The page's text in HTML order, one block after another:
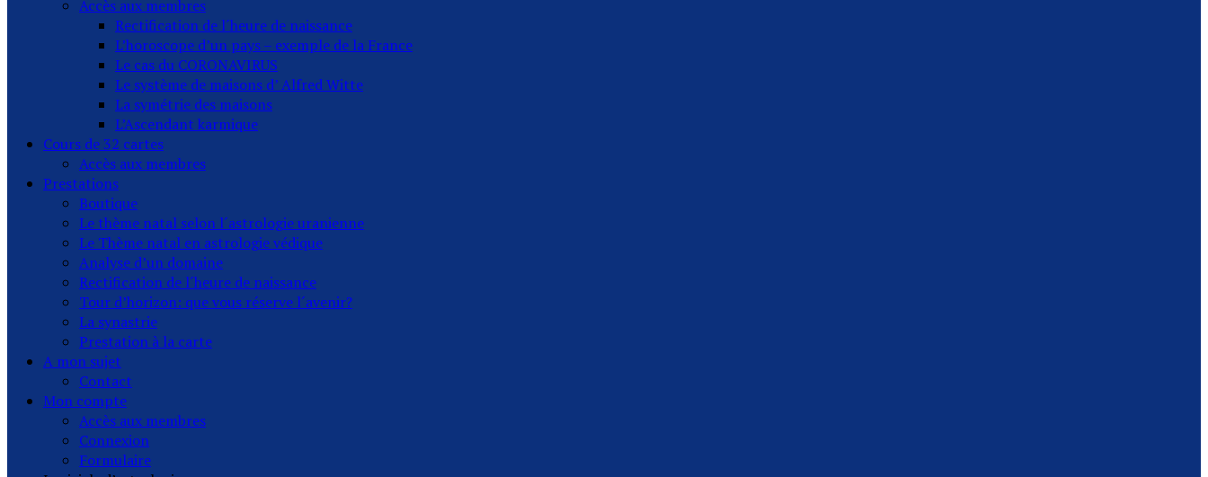
Accès aux membres
Rectification de l´heure de naissance
L’horoscope d’un pays – exemple de la France
Le cas du CORONAVIRUS
Le système de maisons d’ Alfred Witte
La symétrie des maisons
L’Ascendant karmique
Cours de 32 cartes
Accès aux membres
Prestations
Boutique
Le thème natal selon l´astrologie uranienne
Le Thème natal en astrologie védique
Analyse d’un domaine
Rectification de l´heure de naissance
Tour d’horizon: que vous réserve l´avenir?
La synastrie
Prestation à la carte
A mon sujet
Contact
Mon compte
Accès aux membres
Connexion
Formulaire